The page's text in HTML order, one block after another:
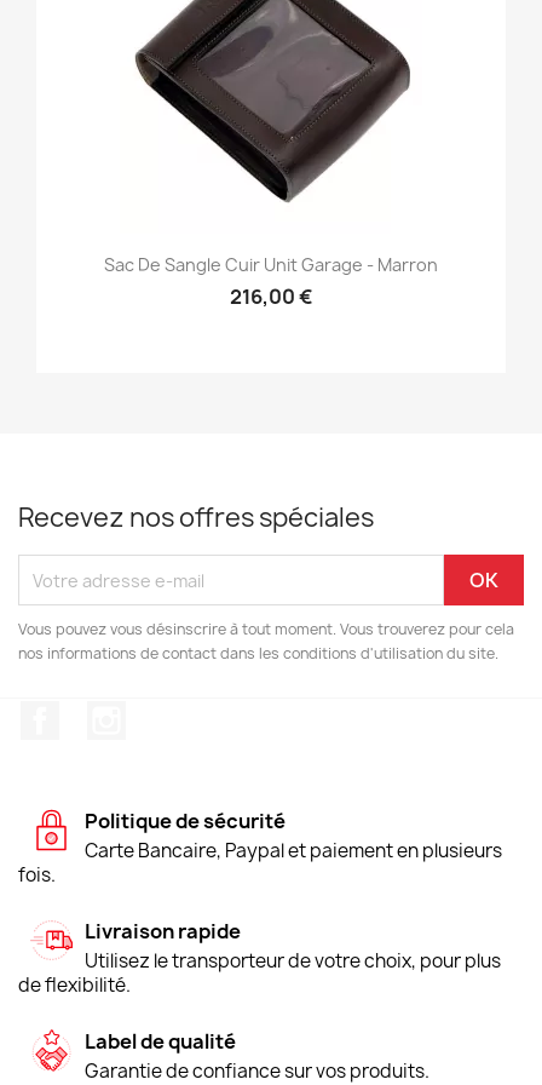
Sac De Sangle Cuir Unit Garage - Marron
216,00 €
Recevez nos offres spéciales
Vous pouvez vous désinscrire à tout moment. Vous trouverez pour cela
nos informations de contact dans les conditions d'utilisation du site.
Politique de sécurité
Carte Bancaire, Paypal et paiement en plusieurs
fois.
Livraison rapide
Utilisez le transporteur de votre choix, pour plus
de flexibilité.
Label de qualité
Garantie de confiance sur vos produits.